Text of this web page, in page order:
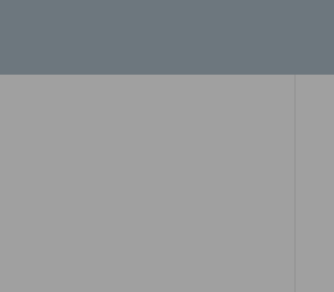
strony albo z przyczyn niezależnych